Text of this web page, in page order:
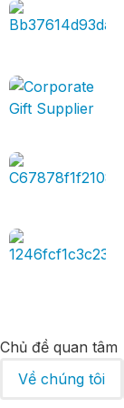
Chủ đề quan tâm
Về chúng tôi